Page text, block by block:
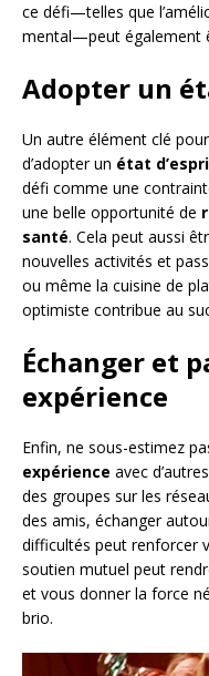
ce défi—telles que
mental—peut également
Adopter un
Un autre élément clé
d’adopter un état
défi comme une
une belle opportunité de
santé. Cela peut aussi
nouvelles activités et
ou même la cuisine de
optimiste contribue au
Échanger et
expérience
Enfin, ne sous-estimez
expérience avec
des groupes sur les
des amis, échanger
difficultés peut renforcer
soutien mutuel peut
et vous donner la force
brio.